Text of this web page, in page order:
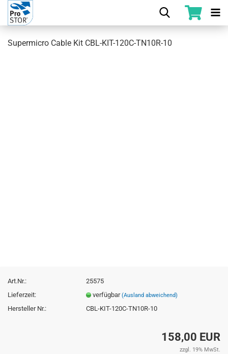
Supermicro Cable Kit CBL-KIT-120C-TN10R-10
Art.Nr.:
25575
Lieferzeit:
verfügbar(Ausland abweichend)
Hersteller Nr.: CBL-KIT-120C-TN10R-10
158,00 EUR
zzgl. 19% MwSt.